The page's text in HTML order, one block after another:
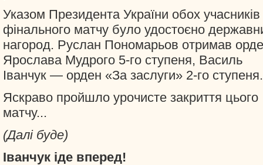
Указом Президента України обох учасників
фінального матчу було удостоєно
нагород. Руслан Пономарьов отримав
Ярослава Мудрого 5-го ступеня, Василь
Іванчук — орден «За заслуги» 2-го ступеня.
Яскраво пройшло урочисте закриття цього
матчу...
(Далі буде)
Іванчук іде вперед!